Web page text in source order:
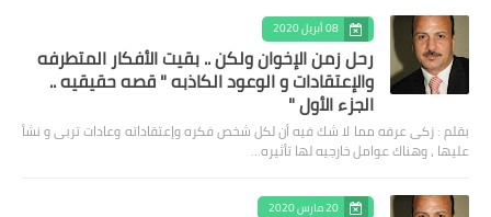
08 أبريل 2020
رحل زمن الإخوان ولكن .. بقيت الأفكار المتطرفه
والإعتقادات و الوعود الكاذبه " قصه حقيقيه ..
الجزء الأول "
بقلم : زكى عرفه مما لا شك فيه أن لكل شخص فكره وإعتقاداته وعادات تربى و نشأ
عليها ، وهناك عوامل خارجيه لها تأثيره…
20 مارس 2020